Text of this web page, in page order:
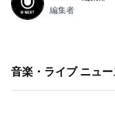
編集者
音楽・ライブ ニュー